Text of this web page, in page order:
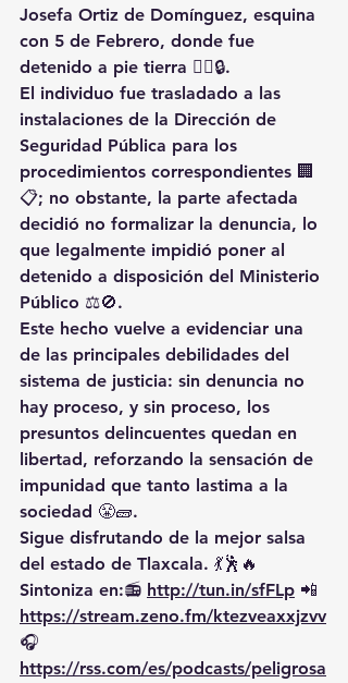
Josefa Ortiz de Domínguez, esquina
con 5 de Febrero, donde fue
detenido a pie tierra 🚶‍♂️🔒.
El individuo fue trasladado a las
instalaciones de la Dirección de
Seguridad Pública para los
procedimientos correspondientes 🏢
📋; no obstante, la parte afectada
decidió no formalizar la denuncia, lo
que legalmente impidió poner al
detenido a disposición del Ministerio
Público ⚖️🚫.
Este hecho vuelve a evidenciar una
de las principales debilidades del
sistema de justicia: sin denuncia no
hay proceso, y sin proceso, los
presuntos delincuentes quedan en
libertad, reforzando la sensación de
impunidad que tanto lastima a la
sociedad 😤🧱.
Sigue disfrutando de la mejor salsa
del estado de Tlaxcala. 💃🕺🔥
Sintoniza en:📻 http://tun.in/sfFLp 📲
https://stream.zeno.fm/ktezveaxxjzvv
🎧
https://rss.com/es/podcasts/peligrosa